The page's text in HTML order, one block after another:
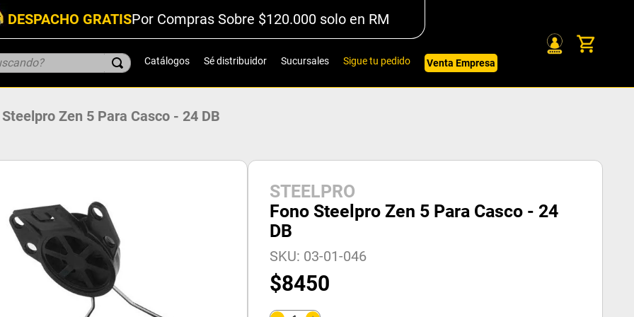
DESPACHO GRATISPor Compras Sobre $120.000 solo en RM
Catálogos Sé distribuidor Sucursales Sigue tu pedido Venta Empresa
Zen 5 Para Casco - 24 DB
STEELPRO
Fono Steelpro Zen 5 Para Casco - 24
DB
SKU: 03-01-046
$8450